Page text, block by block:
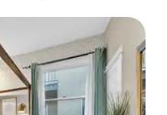
gości